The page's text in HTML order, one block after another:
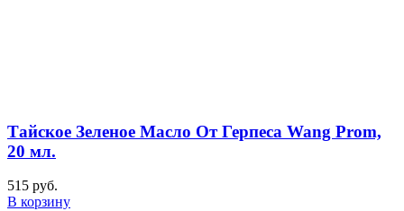
Тайское Зеленое Масло От Герпеса Wang Prom,
20 мл.
515 руб.
В корзину